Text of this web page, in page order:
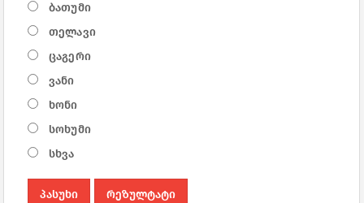
ბათუმი
თელავი
ცაგერი
ვანი
ხონი
სოხუმი
სხვა
პასუხი რეზულტატი